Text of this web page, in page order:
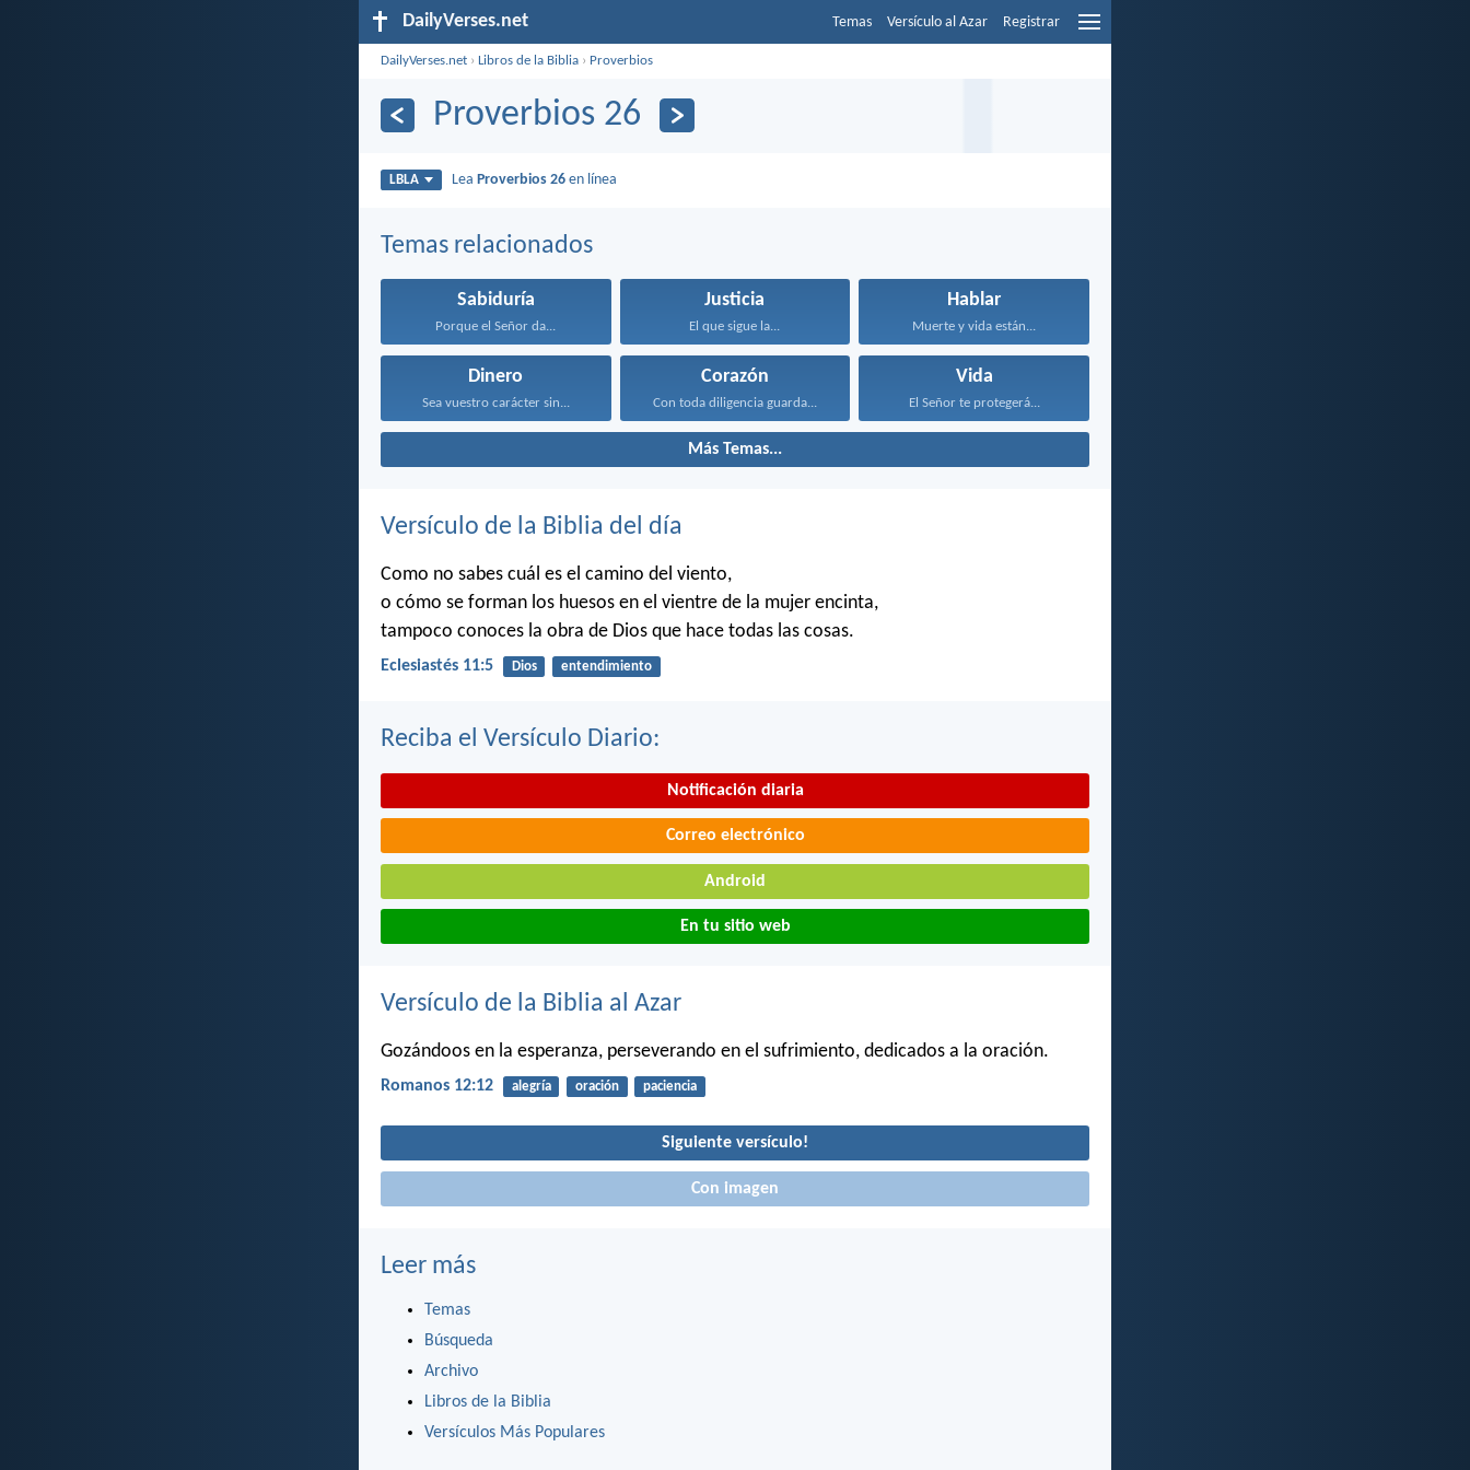
DailyVerses.net Temas Versículo al Azar Registrar
DailyVerses.net ›Libros de la Biblia › Proverbios
Proverbios 26
LBLA Lea Proverbios 26 en línea
Temas relacionados
Sabiduría
Porque el Señor da...
Justicia
El que sigue la...
Hablar
Muerte y vida están...
Dinero
Sea vuestro carácter sin...
Corazón
Con toda diligencia guarda...
Vida
El Señor te protegerá...
Más Temas...
Versículo de la Biblia del día
Como no sabes cuál es el camino del viento,
o cómo se forman los huesos en el vientre de la mujer encinta,
tampoco conoces la obra de Dios que hace todas las cosas.
Eclesiastés 11:5 Dios entendimiento
Reciba el Versículo Diario:
Notificación diaria
Correo electrónico
Android
En tu sitio web
Versículo de la Biblia al Azar
Gozándoos en la esperanza, perseverando en el sufrimiento, dedicados a la oración.
Romanos 12:12 alegría oración paciencia
Siguiente versículo!
Con imagen
Leer más
Temas
Búsqueda
Archivo
Libros de la Biblia
Versículos Más Populares